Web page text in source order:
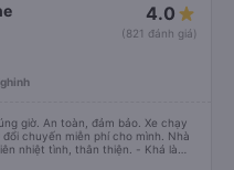
4.0
(821 đánh giá)
giờ. An toàn, đảm bảo. Xe chạy
chuyến miễn phí cho mình. Nhà
nhiệt tình, thân thiện. - Khá là
thiện, nhiệt tình. - Xe ngồi thoải